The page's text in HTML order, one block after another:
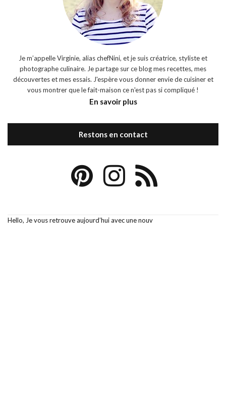
Je m’appelle Virginie, alias chefNini, et je suis créatrice, styliste et
photographe culinaire. Je partage sur ce blog mes recettes, mes
découvertes et mes essais. J'espère vous donner envie de cuisiner et
vous montrer que le fait-maison ce n'est pas si compliqué !
En savoir plus
Restons en contact
Hello, Je vous retrouve aujourd’hui avec une nouv